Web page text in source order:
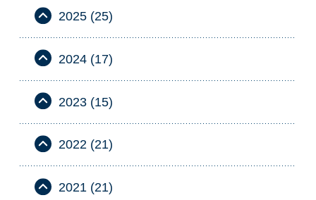
2025 (25)
2024 (17)
2023 (15)
2022 (21)
2021 (21)